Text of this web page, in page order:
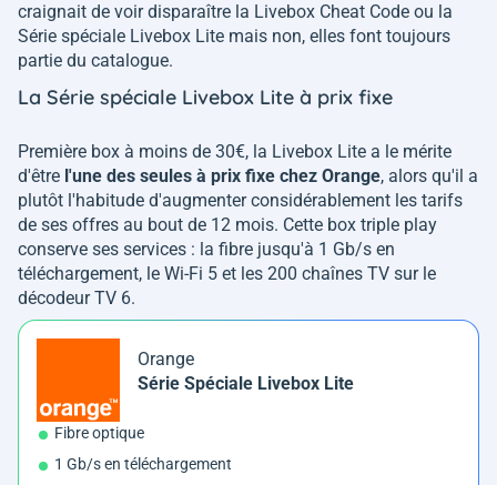
craignait de voir disparaître la Livebox Cheat Code ou la
Série spéciale Livebox Lite mais non, elles font toujours
partie du catalogue.
La Série spéciale Livebox Lite à prix fixe
Première box à moins de 30€, la Livebox Lite a le mérite
d'être l'une des seules à prix fixe chez Orange, alors qu'il a
plutôt l'habitude d'augmenter considérablement les tarifs
de ses offres au bout de 12 mois. Cette box triple play
conserve ses services : la fibre jusqu'à 1 Gb/s en
téléchargement, le Wi-Fi 5 et les 200 chaînes TV sur le
décodeur TV 6.
Orange
Série Spéciale Livebox Lite
Fibre optique
1 Gb/s en téléchargement